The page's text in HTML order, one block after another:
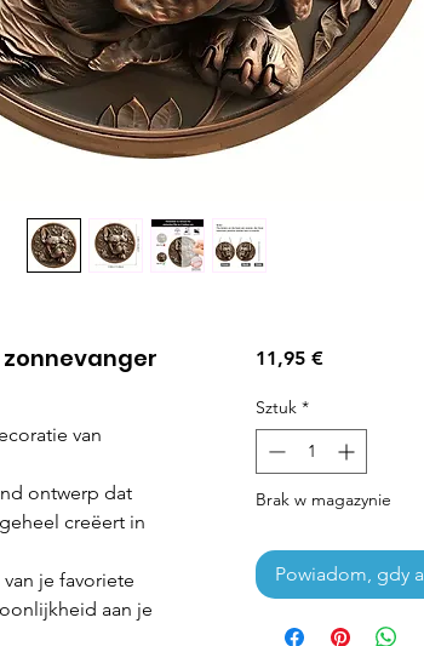
van
ontwerp dat
creëert in
je favoriete
aan je
11,95 €Cena
Sztuk *
Brak w magazynie
Powiadom, gdy